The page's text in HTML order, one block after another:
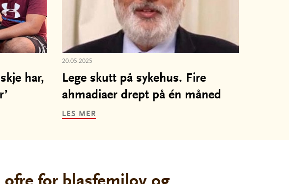
har,
20.05.2025
Lege skutt på sykehus. Fire
ahmadiaer drept på én måned
LES MER